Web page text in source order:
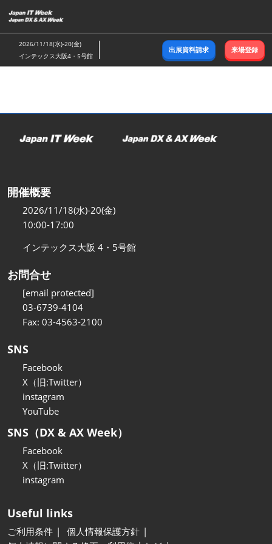
キ
ッ
し
む
2026/11/18(水)-20(金)
インテックス大阪4・5号館
出展資料請求 来場登録
開催概要
2026/11/18(水)-20(金)
10:00-17:00
インテックス大阪 4・5号館
お問合せ
[email protected]
03-6739-4104
Fax: 03-4563-2100
SNS
Facebook
X（旧:Twitter）
instagram
YouTube
SNS（DX & AX Week）
Facebook
X（旧:Twitter）
instagram
Useful links
ご利用条件
個人情報保護方針